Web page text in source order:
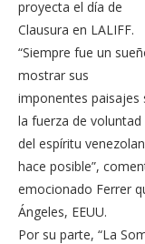
proyecta el día de
Clausura en LALIFF.
“Siempre fue un
mostrar sus
imponentes paisajes
la fuerza de voluntad
del espíritu
hace posible”,
emocionado Ferrer
Ángeles, EEUU.
Por su parte, “La